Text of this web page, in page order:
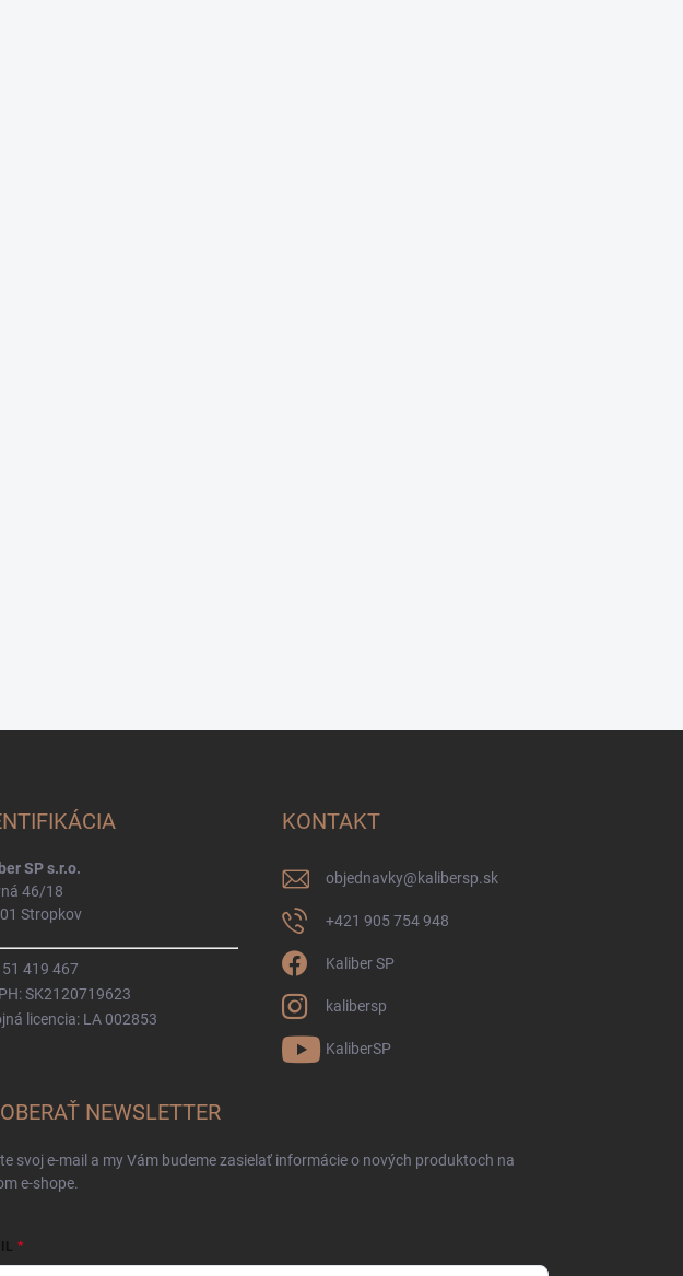
SP s.r.o.
46/18
Stropkov
51 419 467
SK2120719623
licencia: LA 002853
KONTAKT
objednavky@kalibersp.sk
+421 905 754 948
Kaliber SP
kalibersp
KaliberSP
NEWSLETTER
svoj e-mail a my Vám budeme zasielať informácie o nových produktoch na
e-shope.